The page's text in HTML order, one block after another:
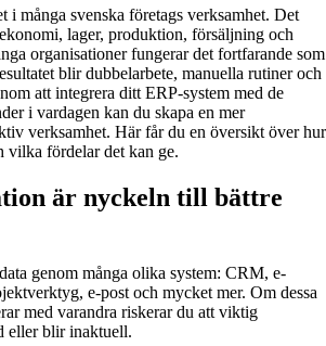
i många svenska företags verksamhet. Det
lager, produktion, försäljning och
organisationer fungerar det fortfarande som
blir dubbelarbete, manuella rutiner och
att integrera ditt ERP-system med de
i vardagen kan du skapa en mer
verksamhet. Här får du en översikt över hur
vilka fördelar det kan ge.
är nyckeln till bättre
genom många olika system: CRM, e-
e-post och mycket mer. Om dessa
med varandra riskerar du att viktig
eller blir inaktuell.